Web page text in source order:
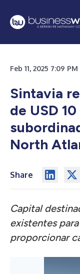
Feb 11, 2025 7:09
Sintavia
de USD
North
Share
Capital
existentes
proporcionar